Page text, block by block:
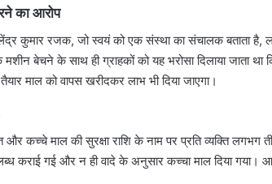
का आरोप
कुमार रजक, जो स्वयं को एक संस्था का संचालक बताता है,
बेचने के साथ ही ग्राहकों को यह भरोसा दिलाया जाता था
माल को वापस खरीदकर लाभ भी दिया जाएगा।
और कच्चे माल की सुरक्षा राशि के नाम पर प्रति व्यक्ति
कराई गई और न ही वादे के अनुसार कच्चा माल दिया गया।